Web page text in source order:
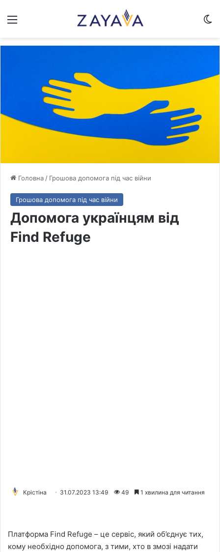
Меню
Головна / Грошова допомога під час війни
Грошова допомога під час війни
Допомога українцям від
Find Refuge
Крістіна 31.07.2023 13:49 49 1 хвилина для читання
Платформа Find Refuge – це сервіс, який об’єднує тих,
кому необхідно допомога, з тими, хто в змозі надати